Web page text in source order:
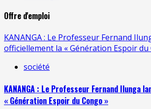
Offre d'emploi
KANANGA : Le Professeur Fernand
officiellement la « Génération Espoir du
société
KANANGA : Le Professeur Fernand Ilunga
« Génération Espoir du Congo »